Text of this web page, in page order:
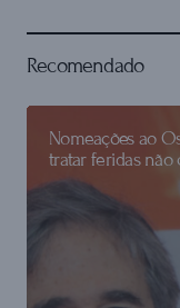
Recomendado
Nomeações ao
tratar feridas não